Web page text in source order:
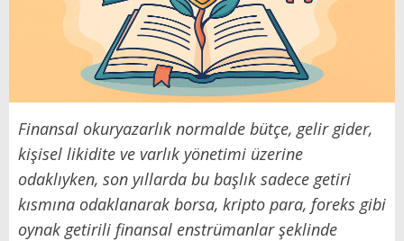
Finansal okuryazarlık normalde bütçe, gelir gider,
kişisel likidite ve varlık yönetimi üzerine
odaklıyken, son yıllarda bu başlık sadece getiri
kısmına odaklanarak borsa, kripto para, foreks gibi
oynak getirili finansal enstrümanlar şeklinde